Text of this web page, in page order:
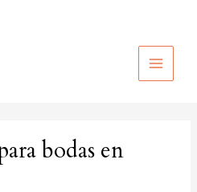
MAIN
bodas en